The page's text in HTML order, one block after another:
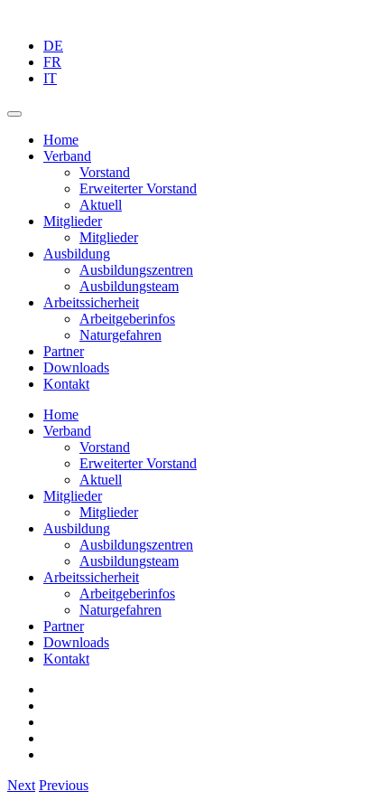
DE
FR
IT
Home
Verband
Vorstand
Erweiterter Vorstand
Aktuell
Mitglieder
Mitglieder
Ausbildung
Ausbildungszentren
Ausbildungsteam
Arbeitssicherheit
Arbeitgeberinfos
Naturgefahren
Partner
Downloads
Kontakt
Home
Verband
Vorstand
Erweiterter Vorstand
Aktuell
Mitglieder
Mitglieder
Ausbildung
Ausbildungszentren
Ausbildungsteam
Arbeitssicherheit
Arbeitgeberinfos
Naturgefahren
Partner
Downloads
Kontakt
Next Previous